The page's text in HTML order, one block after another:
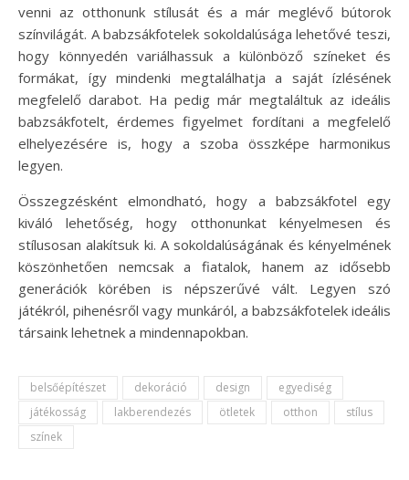
venni az otthonunk stílusát és a már meglévő bútorok
színvilágát. A babzsákfotelek sokoldalúsága lehetővé teszi,
hogy könnyedén variálhassuk a különböző színeket és
formákat, így mindenki megtalálhatja a saját ízlésének
megfelelő darabot. Ha pedig már megtaláltuk az ideális
babzsákfotelt, érdemes figyelmet fordítani a megfelelő
elhelyezésére is, hogy a szoba összképe harmonikus
legyen.
Összegzésként elmondható, hogy a babzsákfotel egy
kiváló lehetőség, hogy otthonunkat kényelmesen és
stílusosan alakítsuk ki. A sokoldalúságának és kényelmének
köszönhetően nemcsak a fiatalok, hanem az idősebb
generációk körében is népszerűvé vált. Legyen szó
játékról, pihenésről vagy munkáról, a babzsákfotelek ideális
társaink lehetnek a mindennapokban.
belsőépítészet dekoráció design
egyediség
játékosság
lakberendezés ötletek otthon
stílus
színek